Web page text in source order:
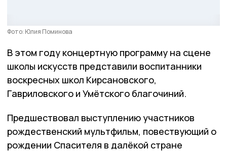
Фото: Юлия Поминова
В этом году концертную программу на сцене
школы искусств представили воспитанники
воскресных школ Кирсановского,
Гавриловского и Умётского благочиний.
Предшествовал выступлению участников
рождественский мультфильм, повествующий о
рождении Спасителя в далёкой стране